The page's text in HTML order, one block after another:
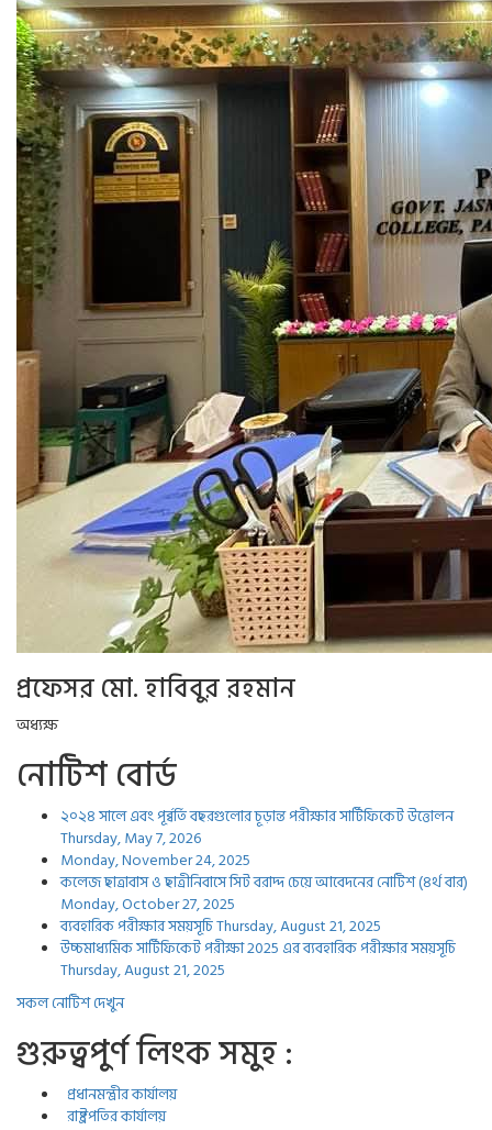
প্রফেসর মো. হাবিবুর রহমান
অধ্যক্ষ
নোটিশ বোর্ড
২০২৪ সালে এবং পূর্ব্বর্তি বছরগুলোর চূড়ান্ত পরীক্ষার সার্টিফিকেট উত্তোলন
Thursday, May 7, 2026
Monday, November 24, 2025
কলেজ ছাত্রাবাস ও ছাত্রীনিবাসে সিট বরাদ্দ চেয়ে আবেদনের নোটিশ (৪র্থ বার)
Monday, October 27, 2025
ব্যবহারিক পরীক্ষার সময়সূচিThursday, August 21, 2025
উচ্চমাধ্যমিক সার্টিফিকেট পরীক্ষা 2025 এর ব্যবহারিক পরীক্ষার সময়সূচি
Thursday, August 21, 2025
সকল নোটিশ দেখুন
গুরুত্বপুর্ণ লিংক সমুহ :
প্রধানমন্ত্রীর কার্যালয়
রাষ্ট্রপতির কার্যালয়